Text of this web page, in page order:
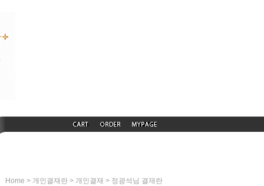
Home > 개인결재란 > 개인결재 > 정광석님 결재란